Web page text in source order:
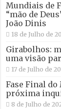
Mundiais de
“mão de
João Dinis
18 de Julho de
Girabolhos:
uma visão
17 de Julho de
Fase Final do
próxima
8 de Julho de